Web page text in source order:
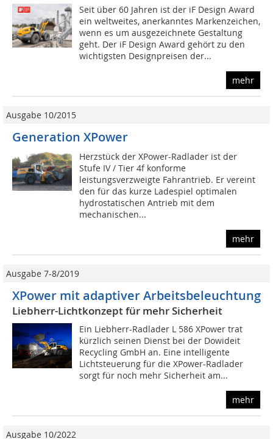
Seit über 60 Jahren ist der iF Design Award
ein weltweites, anerkanntes Markenzei­chen,
wenn es um ausgezeichnete Gestaltung
geht. Der iF Design Award gehört zu den
wichtigsten Designpreisen der...
mehr
Ausgabe 10/2015
Generation XPower
Herzstück der XPower-Radlader ist der
Stufe IV / Tier 4f konforme
leistungsverzweigte Fahrantrieb. Er vereint
den für das kurze Ladespiel optimalen
hydrostatischen Antrieb mit dem
mechanischen...
mehr
Ausgabe 7-8/2019
XPower mit adaptiver Arbeitsbeleuchtung
Liebherr-Lichtkonzept für mehr Sicherheit
Ein Liebherr-Radlader L 586 XPower trat
kürzlich seinen Dienst bei der Dowideit
Recycling GmbH an. Eine intelligente
Lichtsteuerung für die XPower-Radlader
sorgt für noch mehr Sicherheit am...
mehr
Ausgabe 10/2022